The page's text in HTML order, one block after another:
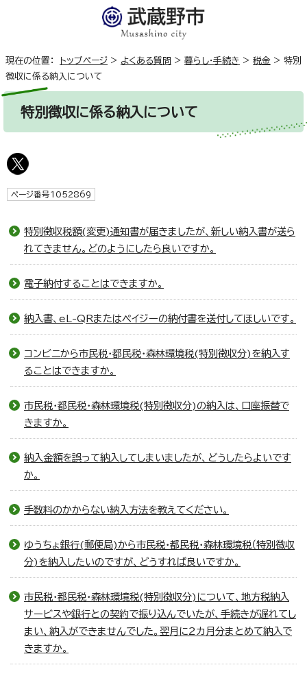
現在の位置： トップページ > よくある質問 > 暮らし・手続き > 税金 > 特別
徴収に係る納入について
特別徴収に係る納入について
ページ番号1052869
特別徴収税額(変更)通知書が届きましたが、新しい納入書が送ら
れてきません。どのようにしたら良いですか。
電子納付することはできますか。
納入書、eL-QRまたはペイジーの納付書を送付してほしいです。
コンビニから市民税・都民税・森林環境税(特別徴収分)を納入す
ることはできますか。
市民税・都民税・森林環境税(特別徴収分)の納入は、口座振替で
きますか。
納入金額を誤って納入してしまいましたが、どうしたらよいです
か。
手数料のかからない納入方法を教えてください。
ゆうちょ銀行(郵便局)から市民税・都民税・森林環境税（特別徴収
分)を納入したいのですが、どうすれば良いですか。
市民税・都民税・森林環境税(特別徴収分)について、地方税納入
サービスや銀行との契約で振り込んでいたが、手続きが遅れてし
まい、納入ができませんでした。翌月に2カ月分まとめて納入で
きますか。